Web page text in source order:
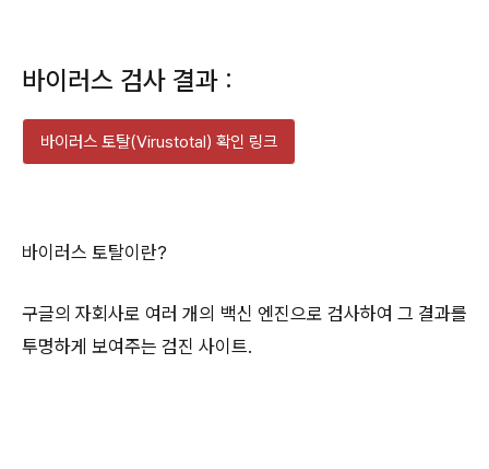
바이러스 검사 결과 :
바이러스 토탈(Virustotal) 확인 링크
바이러스 토탈이란?
구글의 자회사로 여러 개의 백신 엔진으로 검사하여 그 결과를
투명하게 보여주는 검진 사이트.